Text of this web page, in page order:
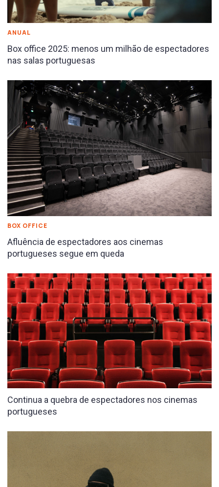
ANUAL
Box office 2025: menos um milhão de espectadores
nas salas portuguesas
BOX OFFICE
Afluência de espectadores aos cinemas
portugueses segue em queda
Continua a quebra de espectadores nos cinemas
portugueses